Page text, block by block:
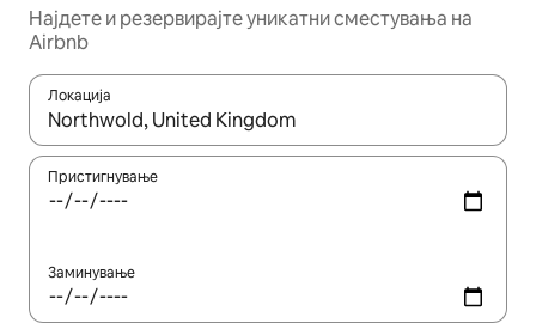
Најдете и резервирајте уникатни сместувања на
Airbnb
Локација
Кога резултатите се достапни, движете се со копчињата
Пристигнување
Заминување